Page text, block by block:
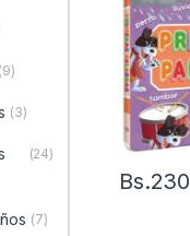
Bs.230
(9)
(3)
(24)
(7)